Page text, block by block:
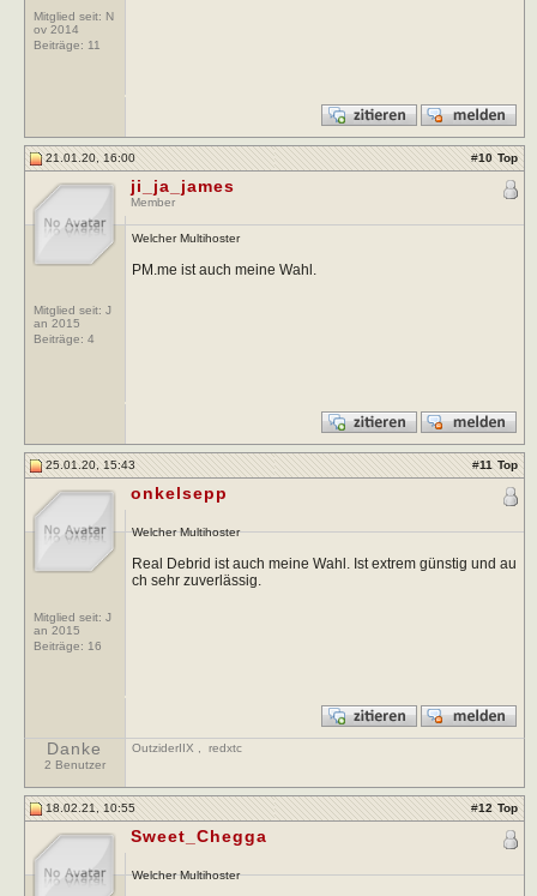
Mitglied seit: N
ov 2014
Beiträge: 11
21.01.20, 16:00 #10 Top
Mitglied seit: J
an 2015
Beiträge: 4
ji_ja_james
Member
Welcher Multihoster
PM.me ist auch meine Wahl.
25.01.20, 15:43 #11 Top
Mitglied seit: J
an 2015
Beiträge: 16
onkelsepp
Welcher Multihoster
Real Debrid ist auch meine Wahl. Ist extrem günstig und au
ch sehr zuverlässig.
Danke
2 Benutzer
OutziderIIX redxtc
18.02.21, 10:55 #12 Top
Sweet_Chegga
Welcher Multihoster